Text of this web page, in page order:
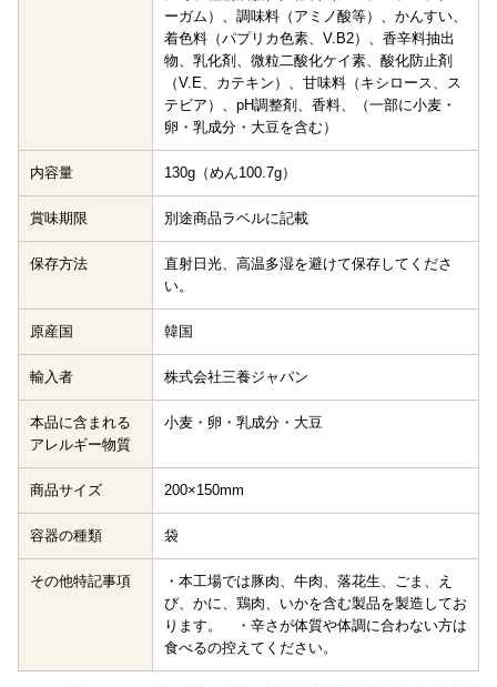
ーガム）、調味料（アミノ酸等）、かんすい、
着色料（パプリカ色素、V.B2）、香辛料抽出
物、乳化剤、微粒二酸化ケイ素、酸化防止剤
（V.E、カテキン）、甘味料（キシロース、ス
テビア）、pH調整剤、香料、（一部に小麦・
卵・乳成分・大豆を含む）
内容量 130g（めん100.7g）
賞味期限 別途商品ラベルに記載
保存方法
直射日光、高温多湿を避けて保存してくださ
い。
原産国 韓国
輸入者 株式会社三養ジャパン
本品に含まれる
アレルギー物質
小麦・卵・乳成分・大豆
商品サイズ 200×150mm
容器の種類 袋
その他特記事項
・本工場では豚肉、牛肉、落花生、ごま、え
び、かに、鶏肉、いかを含む製品を製造してお
ります。 ・辛さが体質や体調に合わない方は
食べるの控えてください。